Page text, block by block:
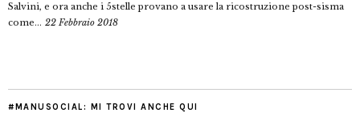
Salvini, e ora anche i 5stelle provano a usare la ricostruzione post-sisma
come... 22 Febbraio 2018
#MANUSOCIAL: MI TROVI ANCHE QUI